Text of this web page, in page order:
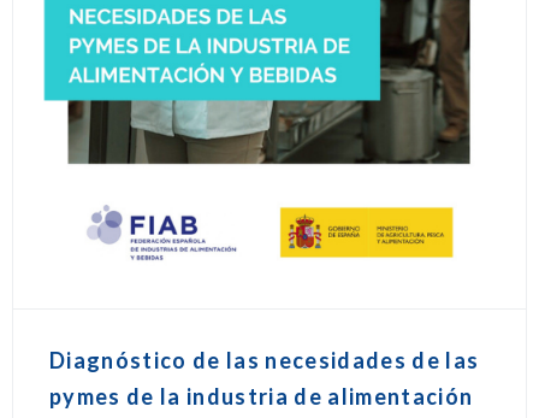
Diagnóstico de las necesidades de las
pymes de la industria de alimentación